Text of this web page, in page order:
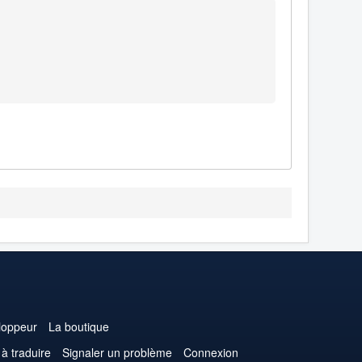
La boutique
traduire Signaler un problème Connexion